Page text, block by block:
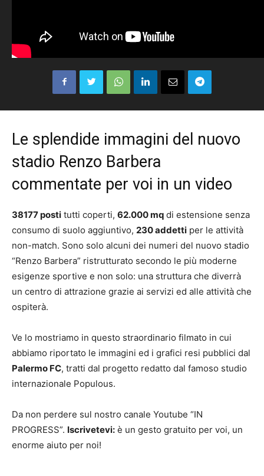
Le splendide immagini del nuovo
stadio Renzo Barbera
commentate per voi in un video
38177 posti tutti coperti, 62.000 mq di estensione senza
consumo di suolo aggiuntivo, 230 addetti per le attività
non-match. Sono solo alcuni dei numeri del nuovo stadio
“Renzo Barbera” ristrutturato secondo le più moderne
esigenze sportive e non solo: una struttura che diverrà
un centro di attrazione grazie ai servizi ed alle attività che
ospiterà.
Ve lo mostriamo in questo straordinario filmato in cui
abbiamo riportato le immagini ed i grafici resi pubblici dal
Palermo FC, tratti dal progetto redatto dal famoso studio
internazionale Populous.
Da non perdere sul nostro canale Youtube “IN
PROGRESS”. Iscrivetevi: è un gesto gratuito per voi, un
enorme aiuto per noi!